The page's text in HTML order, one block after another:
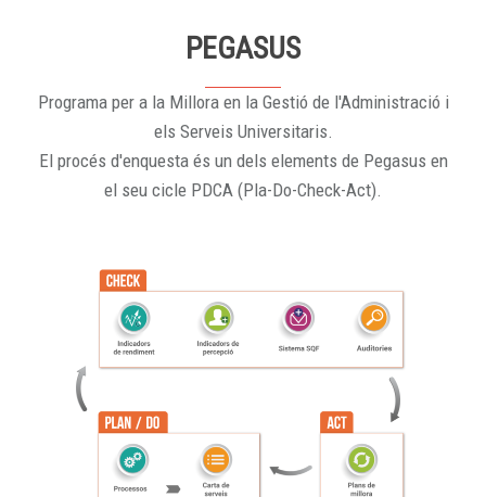
PEGASUS
Programa per a la Millora en la Gestió de l'Administració i
els Serveis Universitaris.
El procés d'enquesta és un dels elements de Pegasus en
el seu cicle PDCA (Pla-Do-Check-Act).